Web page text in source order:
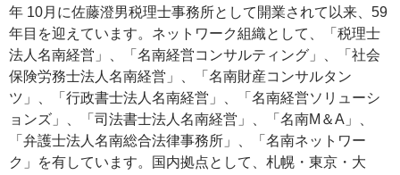
年 10月に佐藤澄男税理士事務所として開業されて以来、59
年目を迎えています。ネットワーク組織として、「税理士
法人名南経営」、「名南経営コンサルティング」、「社会
保険労務士法人名南経営」、「名南財産コンサルタン
ツ」、「行政書士法人名南経営」、「名南経営ソリューシ
ョンズ」、「司法書士法人名南経営」、「名南M＆A」、
「弁護士法人名南総合法律事務所」、「名南ネットワー
ク」を有しています。国内拠点として、札幌・東京・大